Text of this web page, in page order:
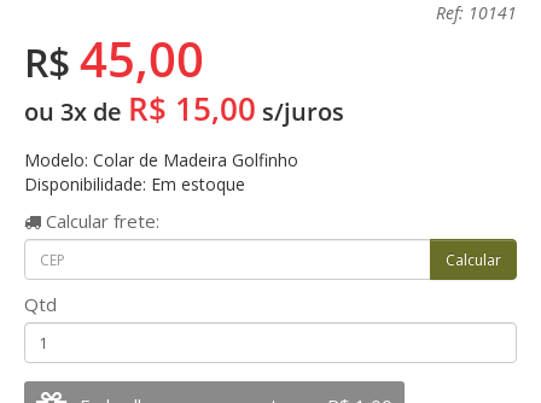
Ref: 10141
R$ 45,00
ou 3x de R$ 15,00 s/juros
Modelo: Colar de Madeira Golfinho
Disponibilidade: Em estoque
Calcular frete:
Qtd